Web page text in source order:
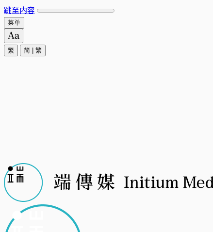
跳至内容
菜单
繁 简 繁